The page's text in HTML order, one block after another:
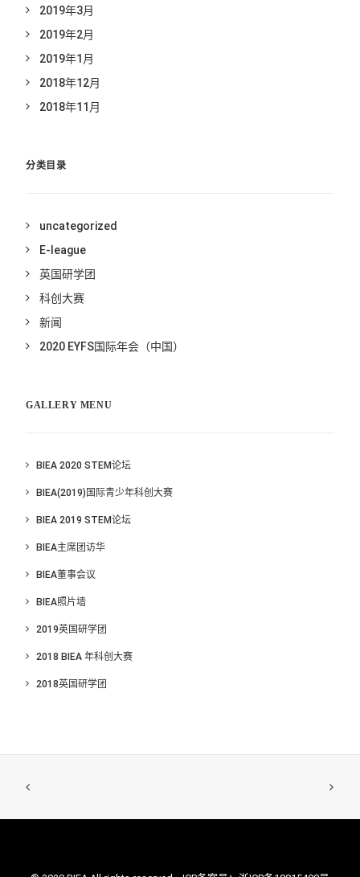
2019年3月
2019年2月
2019年1月
2018年12月
2018年11月
分类目录
uncategorized
E-league
英国研学团
科创大赛
新闻
2020 EYFS国际年会（中国）
GALLERY MENU
BIEA 2020 STEM论坛
BIEA(2019)国际青少年科创大赛
BIEA 2019 STEM论坛
BIEA主席团访华
BIEA董事会议
BIEA照片墙
2019英国研学团
2018 BIEA 年科创大赛
2018英国研学团